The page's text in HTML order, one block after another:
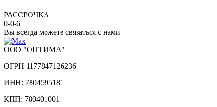
РАССРОЧКА
0-0-6
Вы всегда можете связаться с нами
ООО "ОПТИМА"
ОГРН 1177847126236
ИНН: 7804595181
КПП: 780401001